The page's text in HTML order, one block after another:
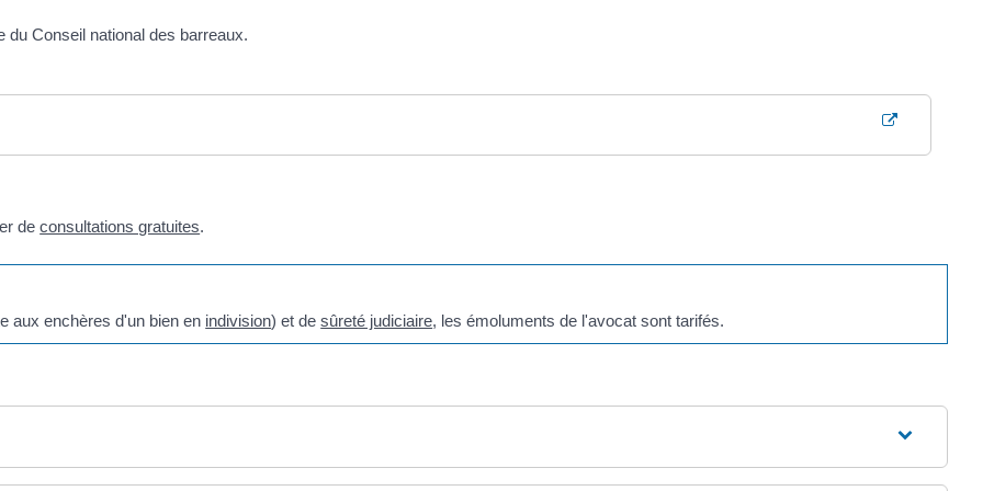
Conseil national des barreaux.
deconsultations gratuites.
aux enchères d'un bien en indivision) et desûreté judiciaire, les émoluments de l'avocat sont tarifés.